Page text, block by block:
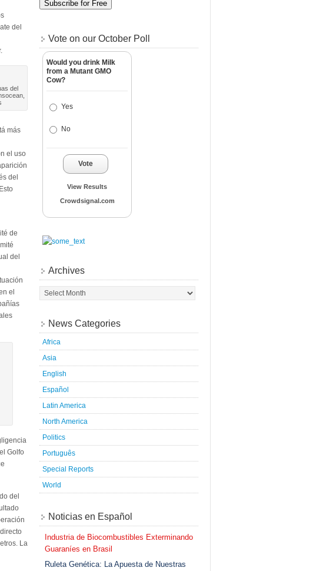
del
del
más
el uso
del
de
del
el
Golfo
del
La
Vote on our October Poll
Would you drink Milk
from a Mutant GMO
Cow?
Yes
No
Vote
View Results
Crowdsignal.com
Archives
News Categories
Africa
Asia
English
Español
Latin America
North America
Politics
Português
Special Reports
World
Noticias en Español
Industria de Biocombustibles Exterminando
Guaraníes en Brasil
Ruleta Genética: La Apuesta de Nuestras